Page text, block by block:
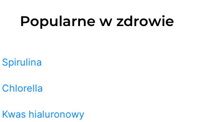
Popularne w zdrowie
Spirulina
Chlorella
Kwas hialuronowy